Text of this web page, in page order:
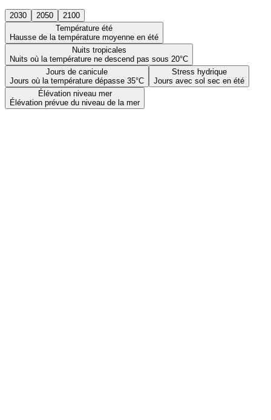
2030 2050
2100
Température été
Hausse de la température moyenne en été
Nuits tropicales
Nuits où la température ne descend pas sous 20°C
Jours de canicule
Jours où la température dépasse 35°C
Stress hydrique
Jours avec sol sec en été
Élévation niveau mer
Élévation prévue du niveau de la mer